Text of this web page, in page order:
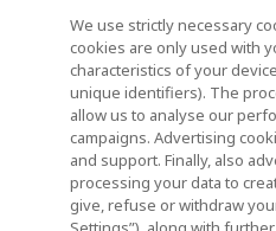
We use strictly necessary
cookies are only used with
characteristics of your
unique identifiers). The
allow us to analyse our
campaigns. Advertising
and support. Finally, also
processing your data to
give, refuse or withdraw